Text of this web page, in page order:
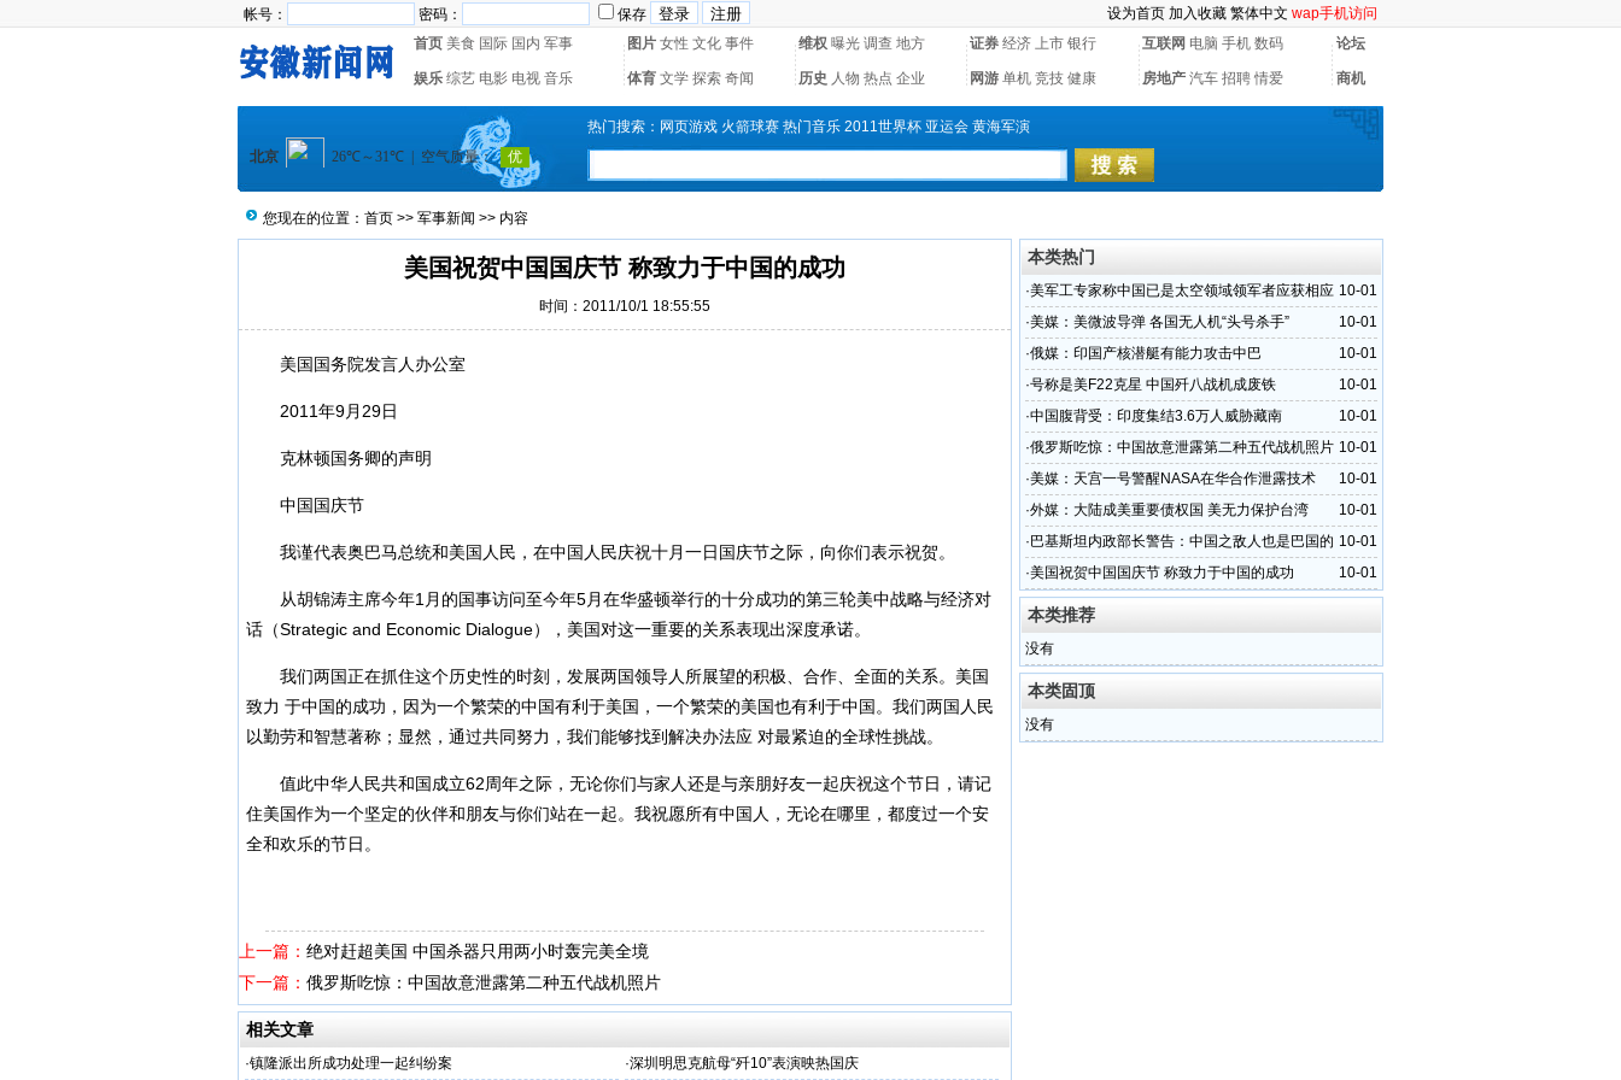
帐号： 密码： 保存 设为首页 加入收藏 繁体中文 wap手机访问
首页 美食 国际 国内 军事 图片 女性 文化 事件 维权 曝光 调查 地方 证券 经济 上市 银行 互联网 电脑 手机 数码 论坛
娱乐 综艺 电影 电视 音乐 体育 文学 探索 奇闻 历史 人物 热点 企业 网游 单机 竞技 健康 房地产 汽车 招聘 情爱 商机
热门搜索： 网页游戏 火箭球赛 热门音乐 2011世界杯 亚运会 黄海军演
您现在的位置： 首页 >> 军事新闻 >> 内容
美国祝贺中国国庆节 称致力于中国的成功
时间：2011/10/1 18:55:55
美国国务院发言人办公室
2011年9月29日
克林顿国务卿的声明
中国国庆节
我谨代表奥巴马总统和美国人民，在中国人民庆祝十月一日国庆节之际，向你们表示祝贺。
从胡锦涛主席今年1月的国事访问至今年5月在华盛顿举行的十分成功的第三轮美中战略与经济对
话（Strategic and Economic Dialogue），美国对这一重要的关系表现出深度承诺。
我们两国正在抓住这个历史性的时刻，发展两国领导人所展望的积极、合作、全面的关系。美国
致力 于中国的成功，因为一个繁荣的中国有利于美国，一个繁荣的美国也有利于中国。我们两国人民
以勤劳和智慧著称；显然，通过共同努力，我们能够找到解决办法应 对最紧迫的全球性挑战。
值此中华人民共和国成立62周年之际，无论你们与家人还是与亲朋好友一起庆祝这个节日，请记
住美国作为一个坚定的伙伴和朋友与你们站在一起。我祝愿所有中国人，无论在哪里，都度过一个安
全和欢乐的节日。
上一篇： 绝对赶超美国 中国杀器只用两小时轰完美全境
下一篇： 俄罗斯吃惊：中国故意泄露第二种五代战机照片
相关文章
·镇隆派出所成功处理一起纠纷案 ·深圳明思克航母“歼10”表演映热国庆
本类热门
10-01
·美军工专家称中国已是太空领域领军者应获相应
待遇
10-01
·美媒：美微波导弹 各国无人机“头号杀手”
10-01
·俄媒：印国产核潜艇有能力攻击中巴
10-01
·号称是美F22克星 中国歼八战机成废铁
10-01
·中国腹背受：印度集结3.6万人威胁藏南
10-01
·俄罗斯吃惊：中国故意泄露第二种五代战机照片
10-01
·美媒：天宫一号警醒NASA在华合作泄露技术
10-01
·外媒：大陆成美重要债权国 美无力保护台湾
10-01
· 巴基斯坦内政部长警告：中国之敌人也是巴国的
敌人
10-01
·美国祝贺中国国庆节 称致力于中国的成功
本类推荐
没有
本类固顶
没有